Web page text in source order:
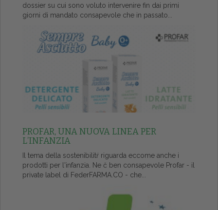
dossier su cui sono voluto intervenire fin dai primi
giorni di mandato consapevole che in passato...
PROFAR, UNA NUOVA LINEA PER
L’INFANZIA
Il tema della sostenibilitŕ riguarda eccome anche i
prodotti per l'infanzia. Ne č ben consapevole Profar - il
private label di FederFARMA.CO - che...